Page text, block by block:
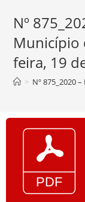
Nº
Município
feira, 19
> Nº 875_2020